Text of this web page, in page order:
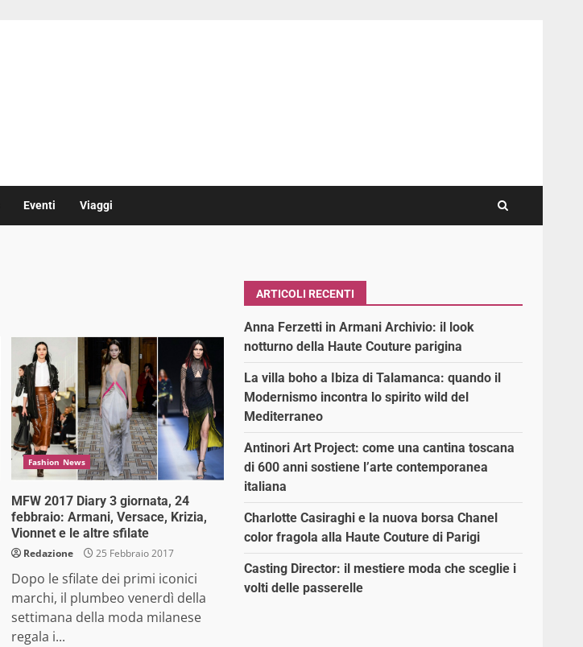
Eventi Viaggi
Fashion News
MFW 2017 Diary 3 giornata, 24
febbraio: Armani, Versace, Krizia,
Vionnet e le altre sfilate
Redazione 25 Febbraio 2017
Dopo le sfilate dei primi iconici
marchi, il plumbeo venerdì della
settimana della moda milanese
regala i...
ARTICOLI RECENTI
Anna Ferzetti in Armani Archivio: il look
notturno della Haute Couture parigina
La villa boho a Ibiza di Talamanca: quando il
Modernismo incontra lo spirito wild del
Mediterraneo
Antinori Art Project: come una cantina toscana
di 600 anni sostiene l’arte contemporanea
italiana
Charlotte Casiraghi e la nuova borsa Chanel
color fragola alla Haute Couture di Parigi
Casting Director: il mestiere moda che sceglie i
volti delle passerelle